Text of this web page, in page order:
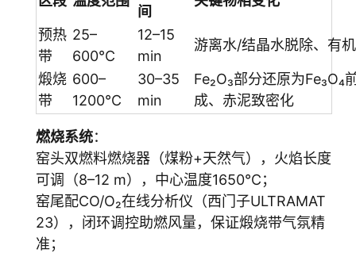
间
预热
带
25–
600℃
12–15
min
游离水/结晶水脱除、有
煅烧
带
600–
1200℃
30–35
min
Fe₂O₃部分还原为Fe₃O₄
成、赤泥致密化
燃烧系统：
窑头双燃料燃烧器（煤粉+天然气），火焰长度
可调（8–12 m），中心温度1650℃；
窑尾配CO/O₂在线分析仪（西门子ULTRAMAT
23），闭环调控助燃风量，保证煅烧带气氛精
准；